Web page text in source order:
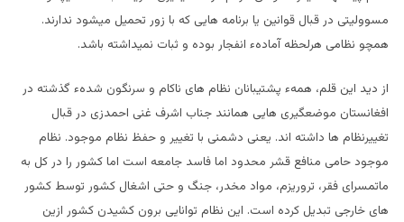
مسوولیتی در قبال قوانین یا برنامه هایی که با زور تحمیل میشود ندارند.
همچو نظامی هرلحظه آمادهء انفجار بوده و ثبات نمیداشته باشد.
از دید این قلم، همهء پشتیبانان نظام های ناکام و سرنگون شدهء گذشته در
افغانستان موضعگیری هایی همانند جناب اشرف غنی احمدزی در قبال
تغییرنظام ها داشته اند. یعنی دشمنی با تغییر و حفظ نظام موجود. نظام
موجود حامی منافع قشر محدود اما فاسد جامعه است اما کشور را در کل به
ماتمسرای فقر، تروریزم، مواد مخدر، جنگ و حتی اشغال کشور توسط کشور
های خارجی تبدیل کرده است. این نظام توانایی برون کشیدن کشور ازین